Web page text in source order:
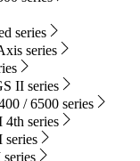
series
series
II series
/ 6500 series
series
series